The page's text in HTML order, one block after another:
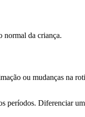
normal da criança.
ou mudanças na
Diferenciar